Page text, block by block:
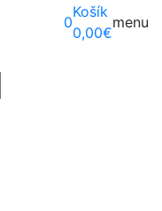
0
Košík
0,00€
menu